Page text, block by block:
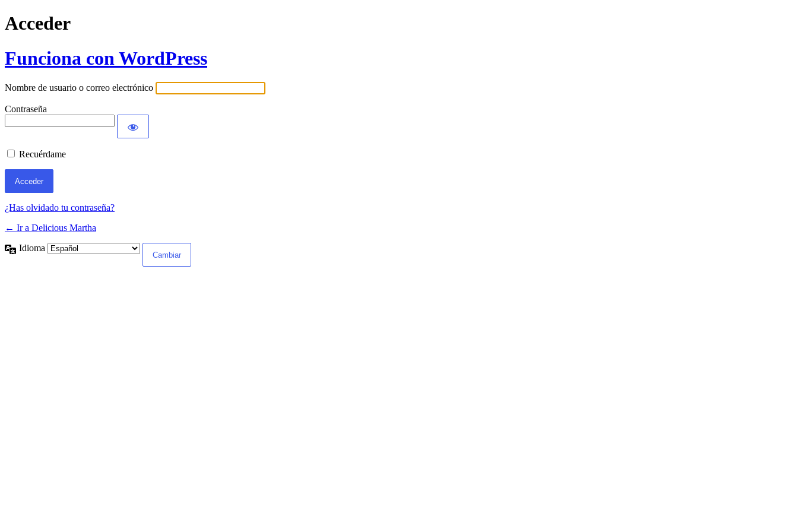
Acceder
Funciona con WordPress
Nombre de usuario o correo electrónico
Contraseña
Recuérdame
¿Has olvidado tu contraseña?
← Ir a Delicious Martha
Idioma